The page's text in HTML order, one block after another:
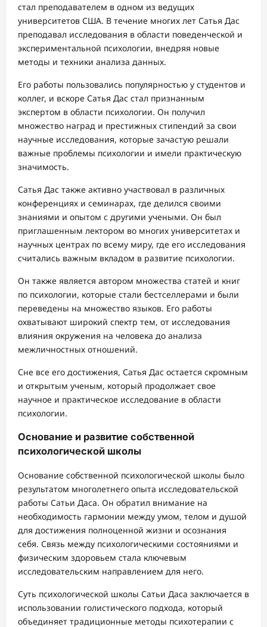
стал преподавателем в одном из ведущих
университетов США. В течение многих лет Сатья Дас
преподавал исследования в области поведенческой и
экспериментальной психологии, внедряя новые
методы и техники анализа данных.
Его работы пользовались популярностью у студентов и
коллег, и вскоре Сатья Дас стал признанным
экспертом в области психологии. Он получил
множество наград и престижных стипендий за свои
научные исследования, которые зачастую решали
важные проблемы психологии и имели практическую
значимость.
Сатья Дас также активно участвовал в различных
конференциях и семинарах, где делился своими
знаниями и опытом с другими учеными. Он был
приглашенным лектором во многих университетах и
научных центрах по всему миру, где его исследования
считались важным вкладом в развитие психологии.
Он также является автором множества статей и книг
по психологии, которые стали бестселлерами и были
переведены на множество языков. Его работы
охватывают широкий спектр тем, от исследования
влияния окружения на человека до анализа
межличностных отношений.
Сне все его достижения, Сатья Дас остается скромным
и открытым ученым, который продолжает свое
научное и практическое исследование в области
психологии.
Основание и развитие собственной
психологической школы
Основание собственной психологической школы было
результатом многолетнего опыта исследовательской
работы Сатьи Даса. Он обратил внимание на
необходимость гармонии между умом, телом и душой
для достижения полноценной жизни и осознания
себя. Связь между психологическими состояниями и
физическим здоровьем стала ключевым
исследовательским направлением для него.
Суть психологической школы Сатьи Даса заключается в
использовании голистического подхода, который
объединяет традиционные методы психотерапии с